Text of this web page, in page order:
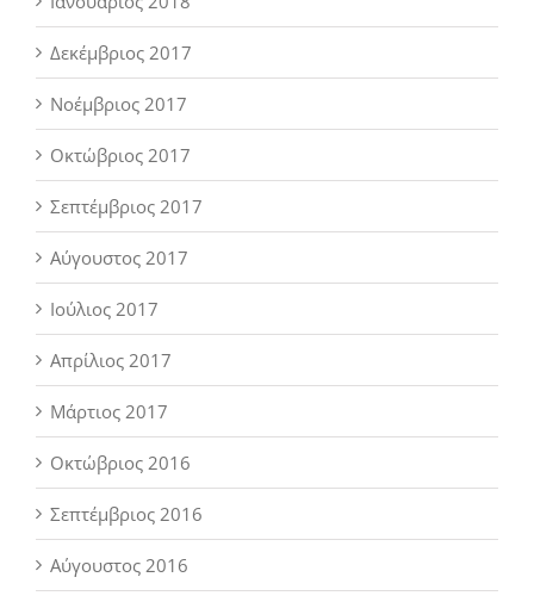
Δεκέμβριος 2017
Νοέμβριος 2017
Οκτώβριος 2017
Σεπτέμβριος 2017
Αύγουστος 2017
Ιούλιος 2017
Απρίλιος 2017
Μάρτιος 2017
Οκτώβριος 2016
Σεπτέμβριος 2016
Αύγουστος 2016